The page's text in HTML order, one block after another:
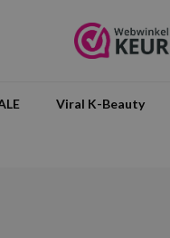
Viral K-Beauty